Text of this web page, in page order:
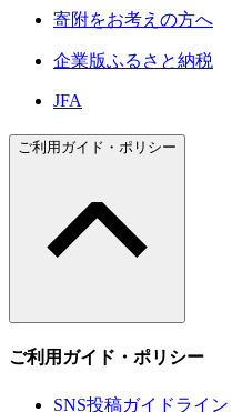
寄附をお考えの方へ
企業版ふるさと納税
JFA
ご利用ガイド・ポリシー
ご利用ガイド・ポリシー
SNS投稿ガイドライン